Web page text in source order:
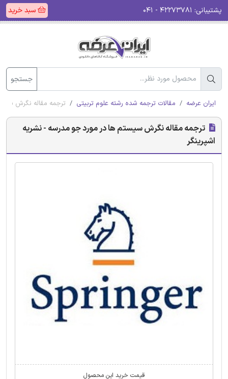
پشتیبانی: سبد خرید
جستجو
ایران عرضه مقالات ترجمه شده رشته علوم تربیتی ترجمه مقاله نگرش
ترجمه مقاله نگرش سیستم ها در مورد جو مدرسه - نشریه
اشپرینگر
قیمت خرید این محصول